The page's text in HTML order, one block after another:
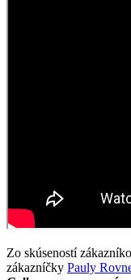
Zo skúseností
zákazníčky Pauly